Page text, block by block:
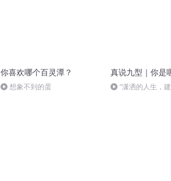
你喜欢哪个百灵潭？
想象不到的蛋
真说九型｜你是
“潇洒的人生，